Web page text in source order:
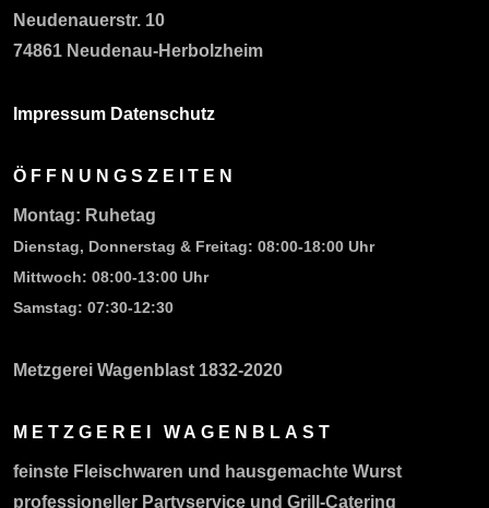
Neudenauerstr. 10
74861 Neudenau-Herbolzheim
Impressum Datenschutz
ÖFFNUNGSZEITEN
Montag: Ruhetag
Dienstag, Donnerstag & Freitag: 08:00-18:00 Uhr
Mittwoch: 08:00-13:00 Uhr
Samstag: 07:30-12:30
Metzgerei Wagenblast 1832-2020
METZGEREI WAGENBLAST
feinste Fleischwaren und hausgemachte Wurst
professioneller Partyservice und Grill-Catering